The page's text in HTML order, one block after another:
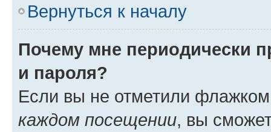
Вернуться к началу
Почему мне периодически
и пароля?
Если вы не отметили
каждом посещении, вы